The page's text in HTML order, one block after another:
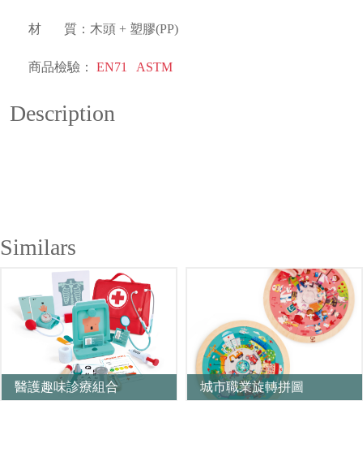
材 質：木頭 + 塑膠(PP)
商品檢驗： EN71 ASTM
Description
Similars
醫護趣味診療組合 城市職業旋轉拼圖